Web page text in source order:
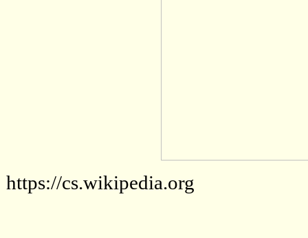
https://cs.wikipedia.org